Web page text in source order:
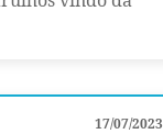
17/07/2023